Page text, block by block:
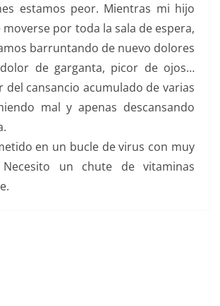
estamos peor. Mientras mi hijo
por toda la sala de espera,
barruntando de nuevo dolores
de garganta, picor de ojos…
del cansancio acumulado de varias
mal y apenas descansando
en un bucle de virus con muy
un chute de vitaminas